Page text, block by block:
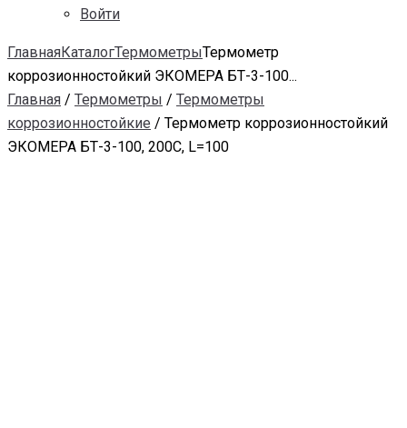
Войти
ГлавнаяКаталогТермометрыТермометр
коррозионностойкий ЭКОМЕРА БТ-3-100...
Главная / Термометры / Термометры
коррозионностойкие / Термометр коррозионностойкий
ЭКОМЕРА БТ-3-100, 200С, L=100